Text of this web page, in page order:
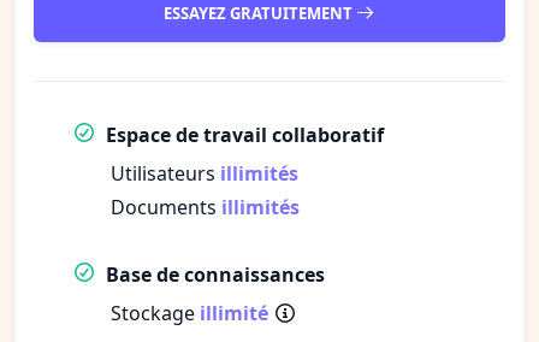
ESSAYEZ GRATUITEMENT
Espace de travail collaboratif
Utilisateurs illimités
Documents illimités
Base de connaissances
Stockage illimité